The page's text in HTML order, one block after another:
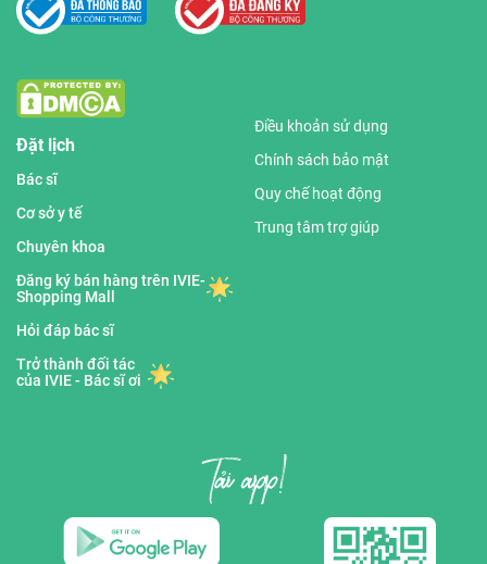
Đặt lịch
Bác sĩ
Cơ sở y tế
Chuyên khoa
Đăng ký bán hàng trên IVIE-
Shopping Mall
Hỏi đáp bác sĩ
Trở thành đối tác
của IVIE - Bác sĩ ơi
Điều khoản sử dụng
Chính sách bảo mật
Quy chế hoạt động
Trung tâm trợ giúp